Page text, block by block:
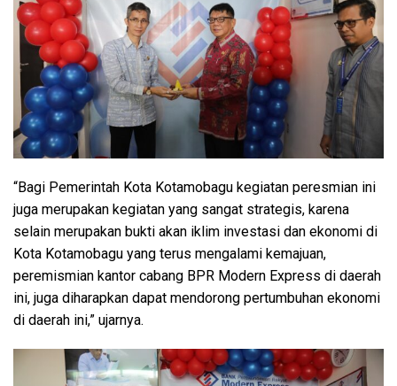
“Bagi Pemerintah Kota Kotamobagu kegiatan peresmian ini
juga merupakan kegiatan yang sangat strategis, karena
selain merupakan bukti akan iklim investasi dan ekonomi di
Kota Kotamobagu yang terus mengalami kemajuan,
peremismian kantor cabang BPR Modern Express di daerah
ini, juga diharapkan dapat mendorong pertumbuhan ekonomi
di daerah ini,” ujarnya.